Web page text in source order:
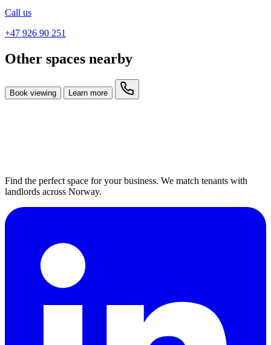
Call us
+47 926 90 251
Other spaces nearby
Book viewing Learn more
Find the perfect space for your business. We match tenants with
landlords across Norway.